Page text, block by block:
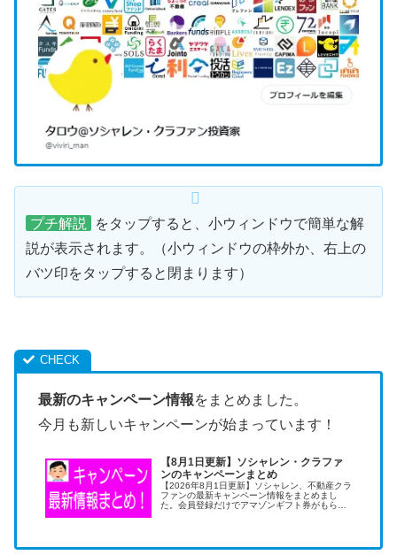
プチ解説
をタップすると、小ウィンドウで簡単な解
説が表示されます。（小ウィンドウの枠外か、右上の
バツ印をタップすると閉まります）
最新のキャンペーン情報をまとめました。
今月も新しいキャンペーンが始まっています！
【8月1日更新】ソシャレン・クラファ
ンのキャンペーンまとめ
【2026年8月1日更新】ソシャレン、不動産クラ
ファンの最新キャンペーン情報をまとめまし
た。会員登録だけでアマゾンギフト券がもらえ